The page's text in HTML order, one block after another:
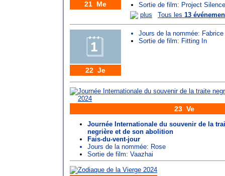
21 Me
Sortie de film: Project Silence
plus
Tous les 13
22 Je
Jours de la nommée: Fabrice
Sortie de film: Fitting In
23 Ve
Journée Internationale du souvenir de la
negrière et de son abolition
Fais-du-vent-jour
Jours de la nommée: Rose
Sortie de film: Vaazhai